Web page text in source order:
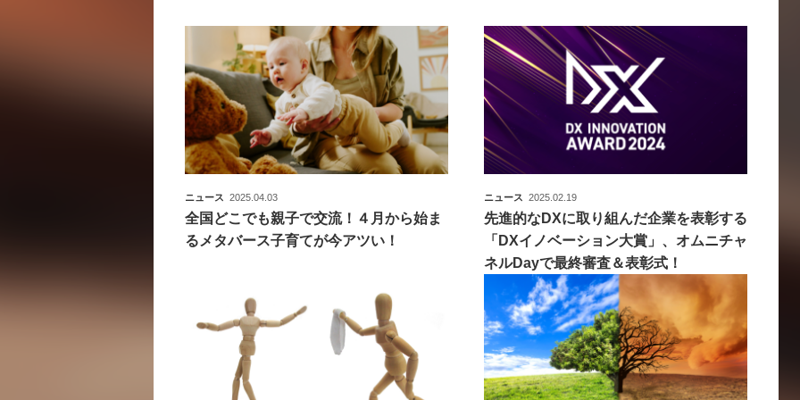
ニュース 2025.04.03
全国どこでも親子で交流！４月から始ま
るメタバース子育てが今アツい！
ニュース 2025.02.19
先進的なDXに取り組んだ企業を表彰する
「DXイノベーション大賞」、オムニチャ
ネルDayで最終審査＆表彰式！